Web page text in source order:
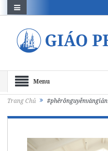
Menu
Trang Chủ #phêrônguyễnvăngiản